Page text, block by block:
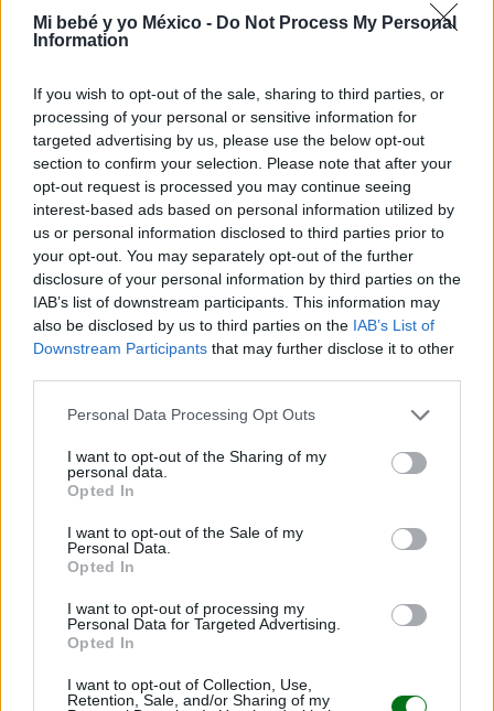
Mi bebé y yo México - Do Not Process My Personal
Information
If you wish to opt-out of the sale, sharing to third parties, or
processing of your personal or sensitive information for
targeted advertising by us, please use the below opt-out
section to confirm your selection. Please note that after your
opt-out request is processed you may continue seeing
interest-based ads based on personal information utilized by
us or personal information disclosed to third parties prior to
your opt-out. You may separately opt-out of the further
disclosure of your personal information by third parties on the
IAB’s list of downstream participants. This information may
also be disclosed by us to third parties on the IAB’s List of
Downstream Participants that may further disclose it to other
Personal Data Processing Opt Outs
I want to opt-out of the Sharing of my
personal data.
Opted In
I want to opt-out of the Sale of my
Personal Data.
Opted In
I want to opt-out of processing my
Personal Data for Targeted Advertising.
Opted In
I want to opt-out of Collection, Use,
Retention, Sale, and/or Sharing of my
En general, se realizará un tratamiento
sintomático.
Si olvidó tomar Paracetamol
No tome una dosis doble para compensar las
dosis olvidadas.
En caso de que haya olvidado una dosis, tome otra
tan pronto como sea posible y continúe con el
horario habitual. Sin embargo, si la hora de la
siguiente toma está muy próxima, salte la dosis
que olvidó y tome la dosis siguiente en su hora
habitual.
Si tiene cualquier otra duda sobre el uso de este
medicamento, pregunte a su médico, o
farmacéutico o enfermero.
4. Posibles efectos adversos
Al igual que todos los medicamentos, este
medicamento puede producir efectos adversos,